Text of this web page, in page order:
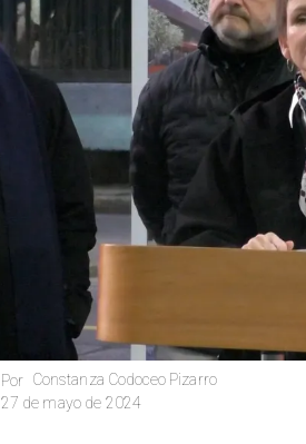
Constanza Codoceo Pizarro
Por
27 de mayo de 2024